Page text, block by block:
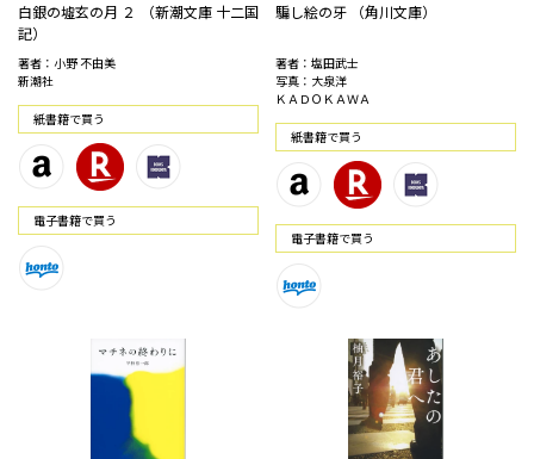
白銀の墟玄の月 ２ （新潮文庫 十二国
記）
著者：小野 不由美
新潮社
紙書籍で買う
電⼦書籍で買う
騙し絵の牙 （角川文庫）
著者：塩田武士
写真：大泉洋
ＫＡＤＯＫＡＷＡ
紙書籍で買う
電⼦書籍で買う